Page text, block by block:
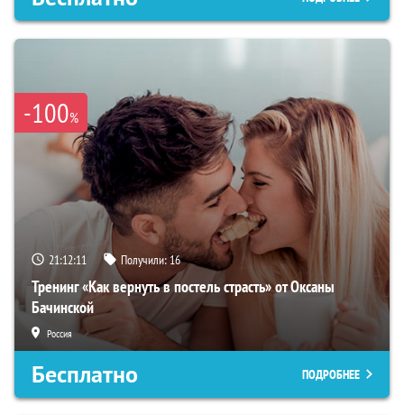
-100%
21:12:10 Получили:16
Тренинг «Как вернуть в постель страсть» от Оксаны
Бачинской
Россия
Бесплатно ПОДРОБНЕЕ